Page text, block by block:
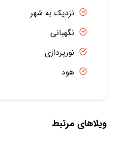
نزدیک به شهر
نگهبانی
نورپردازی
هود
ویلاهای مرتبط